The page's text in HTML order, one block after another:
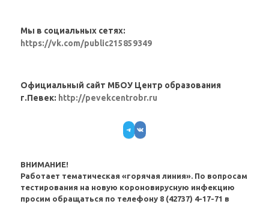
Мы в социальных сетях:
https://vk.com/public215859349
Официальный сайт МБОУ Центр образования
г.Певек: http://pevekcentrobr.ru
Telegram
VK
ВНИМАНИЕ!
Работает тематическая «горячая линия». По вопросам
тестирования на новую короновирусную инфекцию
просим обращаться по телефону 8 (42737) 4-17-71 в